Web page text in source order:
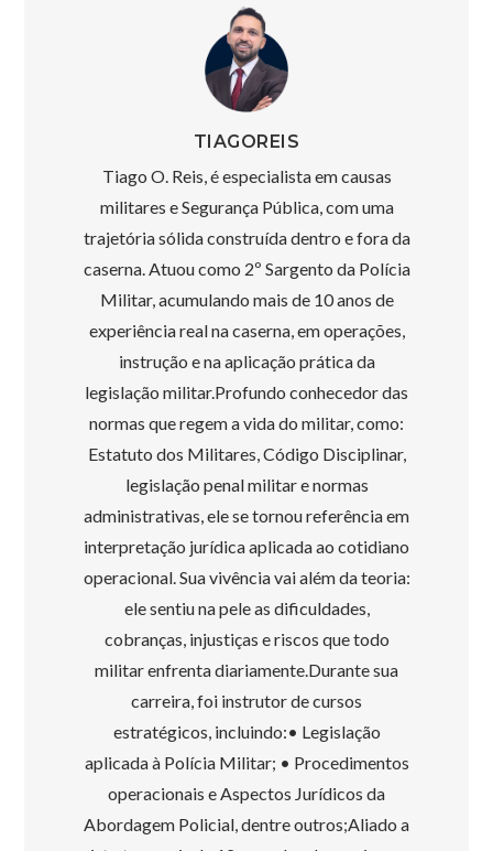
TIAGOREIS
Tiago O. Reis, é especialista em causas
militares e Segurança Pública, com uma
trajetória sólida construída dentro e fora da
caserna. Atuou como 2º Sargento da Polícia
Militar, acumulando mais de 10 anos de
experiência real na caserna, em operações,
instrução e na aplicação prática da
legislação militar.Profundo conhecedor das
normas que regem a vida do militar, como:
Estatuto dos Militares, Código Disciplinar,
legislação penal militar e normas
administrativas, ele se tornou referência em
interpretação jurídica aplicada ao cotidiano
operacional. Sua vivência vai além da teoria:
ele sentiu na pele as dificuldades,
cobranças, injustiças e riscos que todo
militar enfrenta diariamente.Durante sua
carreira, foi instrutor de cursos
estratégicos, incluindo:• Legislação
aplicada à Polícia Militar; • Procedimentos
operacionais e Aspectos Jurídicos da
Abordagem Policial, dentre outros;Aliado a